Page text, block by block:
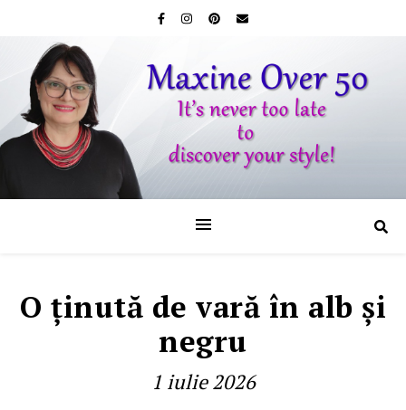
O ţinută de vară în alb şi
negru
1 iulie 2026